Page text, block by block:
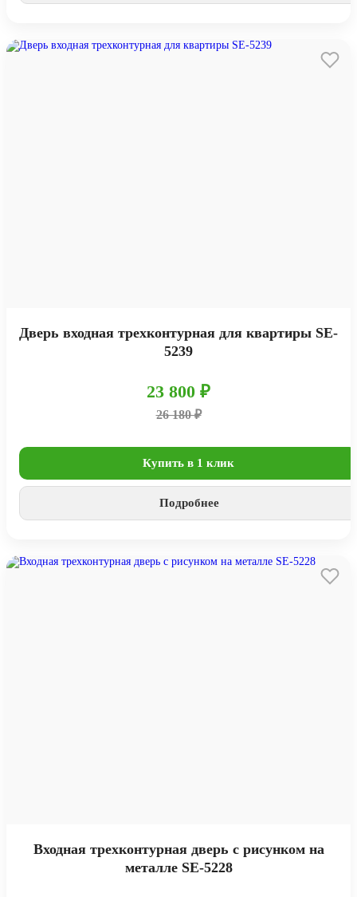
Дверь входная трехконтурная для квартиры SE-
5239
23 800 ₽
26 180 ₽
Купить в 1 клик
Подробнее
Входная трехконтурная дверь с рисунком на
металле SE-5228